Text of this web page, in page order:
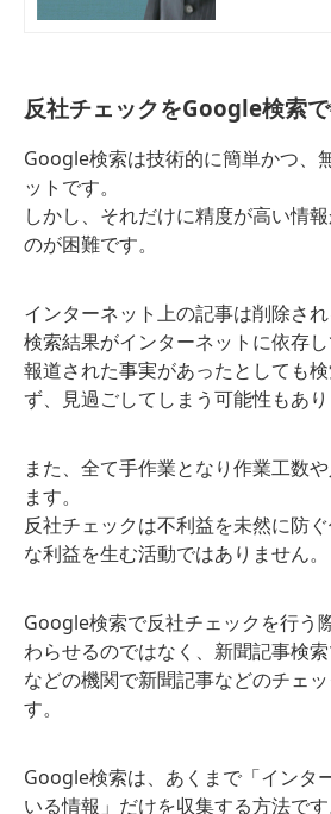
反社チェックをGoogle検索
Google検索は技術的に簡単かつ、
ットです。
しかし、それだけに精度が高い情
のが困難です。
インターネット上の記事は削除され
検索結果がインターネットに依存
報道された事実があったとしても
ず、見過ごしてしまう可能性もあり
また、全て手作業となり作業工数
ます。
反社チェックは不利益を未然に防
な利益を生む活動ではありません。
Google検索で反社チェックを行う
わらせるのではなく、新聞記事検
などの機関で新聞記事などのチェ
す。
Google検索は、あくまで「インタ
いる情報」だけを収集する方法です